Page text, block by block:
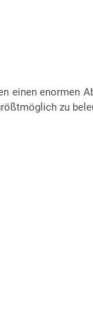
einen enormen
zu